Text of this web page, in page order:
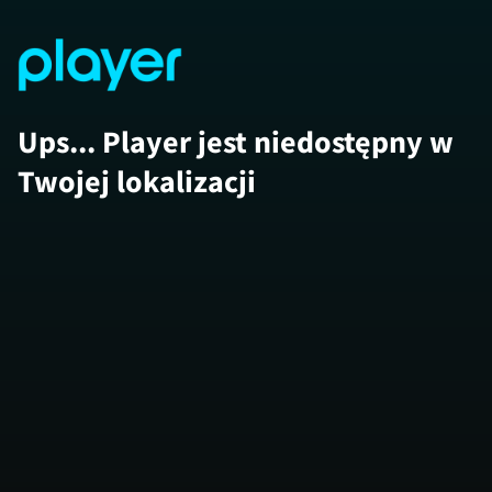
Ups... Player jest niedostępny w
Twojej lokalizacji